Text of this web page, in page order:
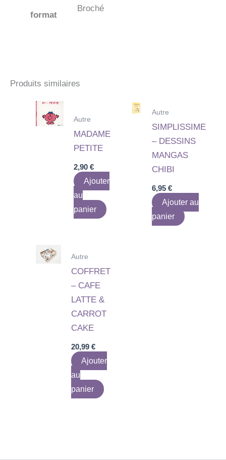
format
Broché
Produits similaires
Autre
MADAME
PETITE
2,90€
Ajouter
au
panier
Autre
SIMPLISSIME
– DESSINS
MANGAS
CHIBI
6,95 €
Ajouter au
panier
Autre
COFFRET
– CAFE
LATTE &
CARROT
CAKE
20,99€
Ajouter
au
panier